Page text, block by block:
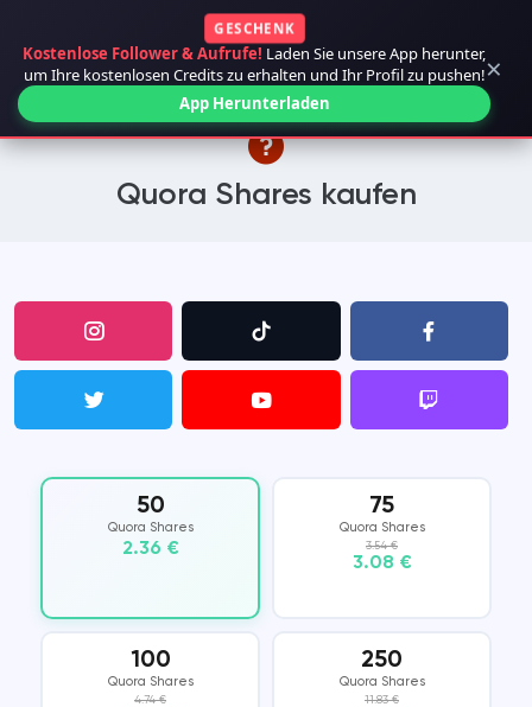
GESCHENK
Kostenlose Follower & Aufrufe! Laden Sie unsere App herunter,
um Ihre kostenlosen Credits zu erhalten und Ihr Profil zu pushen!
App Herunterladen
×
Quora Shares kaufen
50
Quora Shares
2.36 €
75
Quora Shares
3.54 €
3.08 €
100
Quora Shares
4.74 €
250
Quora Shares
11.83 €